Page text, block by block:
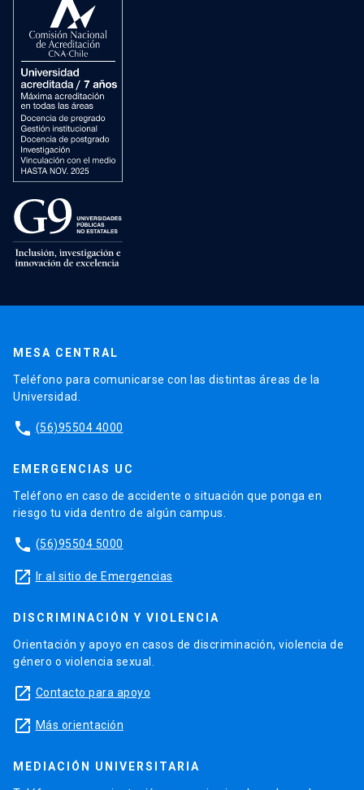
MESA CENTRAL
Teléfono para comunicarse con las distintas áreas de la
Universidad.
phone (56)95504 4000
EMERGENCIAS UC
Teléfono en caso de accidente o situación que ponga en
riesgo tu vida dentro de algún campus.
phone (56)95504 5000
launch Ir al sitio de Emergencias
DISCRIMINACIÓN Y VIOLENCIA
Orientación y apoyo en casos de discriminación, violencia de
género o violencia sexual.
launch Contacto para apoyo
launch Más orientación
MEDIACIÓN UNIVERSITARIA